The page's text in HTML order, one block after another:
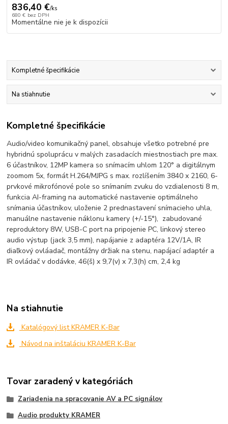
836,40 €/ks
680 € bez DPH
Momentálne nie je k dispozícii
Kompletné špecifikácie
Na stiahnutie
Kompletné špecifikácie
Audio/video komunikačný panel, obsahuje všetko potrebné pre
hybridnú spoluprácu v malých zasadacích miestnostiach pre max.
6 účastníkov, 12MP kamera so snímacím uhlom 120° a digitálnym
zoomom 5x, formát H.264/MJPG s max. rozlíšením 3840 x 2160, 6-
prvkové mikrofónové pole so snímaním zvuku do vzdialenosti 8 m,
funkcia AI-framing na automatické nastavenie optimálneho
snímania účastníkov, uloženie 2 prednastavení snímacieho uhla,
manuálne nastavenie náklonu kamery (+/-15°), zabudované
reproduktory 8W, USB-C port na pripojenie PC, linkový stereo
audio výstup (jack 3,5 mm), napájanie z adaptéra 12V/1A, IR
diaľkový ovláadač, montážny držiak na stenu, napájací adaptér a
IR ovládač v dodávke, 46(š) x 9,7(v) x 7,3(h) cm, 2,4 kg
Na stiahnutie
Katalógový list KRAMER K-Bar
Návod na inštaláciu KRAMER K-Bar
Tovar zaradený v kategóriách
Zariadenia na spracovanie AV a PC signálov
Audio produkty KRAMER